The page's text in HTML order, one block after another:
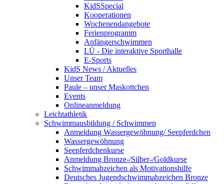
KidSSpecial
Kooperationen
Wochenendangebote
Ferienprogramm
Anfängerschwimmen
LÜ - Die interaktive Sporthalle
E-Sports
KidS News / Aktuelles
Unser Team
Paule – unser Maskottchen
Events
Onlineanmeldung
Leichtathletik
Schwimmausbildung / Schwimmen
Anmeldung Wassergewöhnung/ Seepferdchen
Wassergewöhnung
Seepferdchenkurse
Anmeldung Bronze-/Silber-/Goldkurse
Schwimmabzeichen als Motivationshilfe
Deutsches Jugendschwimmabzeichen Bronze